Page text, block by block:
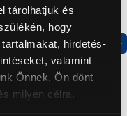
tárolhatjuk és
hogy
hirdetés-
valamint
Önnek. Ön dönt
milyen célra.
Termék adatlap